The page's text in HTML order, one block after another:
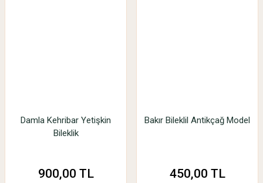
Damla Kehribar Yetişkin
Bileklik
900,00 TL
Bakır Bileklil Antikçağ Model
450,00 TL